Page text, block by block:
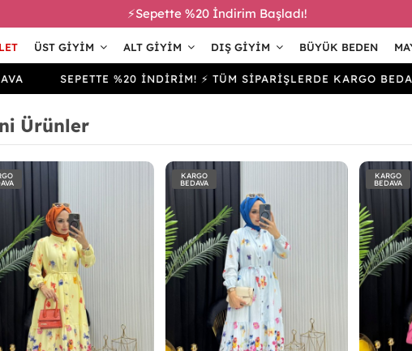
⚡Sepette %20 İndirim Başladı!
ÜST GIYIM ALT GIYIM DIŞ GIYIM BÜYÜK BEDEN
SEPETTE %20 İNDİRİM! ⚡ TÜM SİPARİŞLERDE KARGO BEDAVA
Ürünler
KARGO
BEDAVA
KARGO
BEDAVA